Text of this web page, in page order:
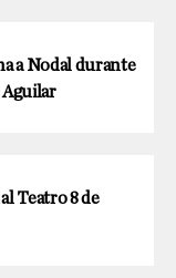
a Nodal durante
Aguilar
Teatro 8 de